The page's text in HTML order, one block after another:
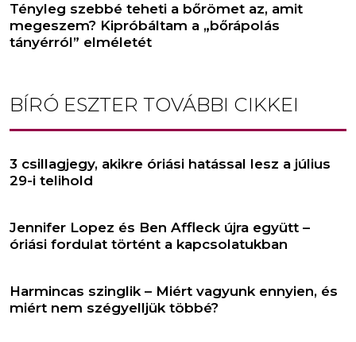
Tényleg szebbé teheti a bőrömet az, amit
megeszem? Kipróbáltam a „bőrápolás
tányérról” elméletét
BÍRÓ ESZTER TOVÁBBI CIKKEI
3 csillagjegy, akikre óriási hatással lesz a július
29-i telihold
Jennifer Lopez és Ben Affleck újra együtt –
óriási fordulat történt a kapcsolatukban
Harmincas szinglik – Miért vagyunk ennyien, és
miért nem szégyelljük többé?